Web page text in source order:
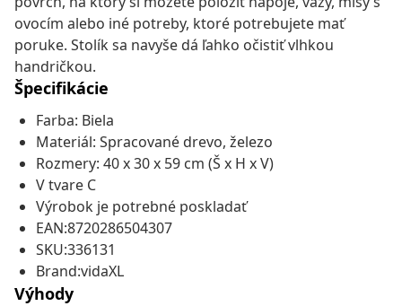
ovocím alebo iné potreby, ktoré potrebujete mať
poruke. Stolík sa navyše dá ľahko očistiť vlhkou
handričkou.
Špecifikácie
Farba: Biela
Materiál: Spracované drevo, železo
Rozmery: 40 x 30 x 59 cm (Š x H x V)
V tvare C
Výrobok je potrebné poskladať
EAN:8720286504307
SKU:336131
Brand:vidaXL
Výhody